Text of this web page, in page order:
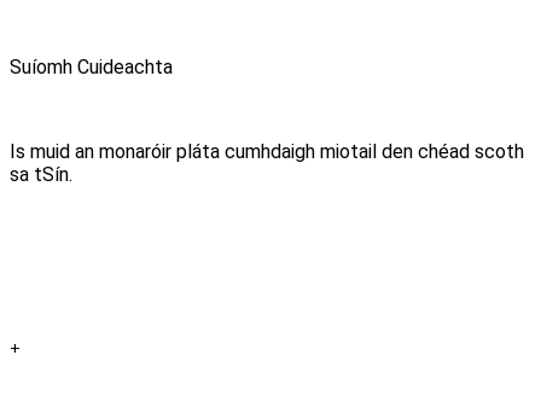
Suíomh Cuideachta
Is muid an monaróir pláta cumhdaigh miotail den chéad scoth
sa tSín.
+